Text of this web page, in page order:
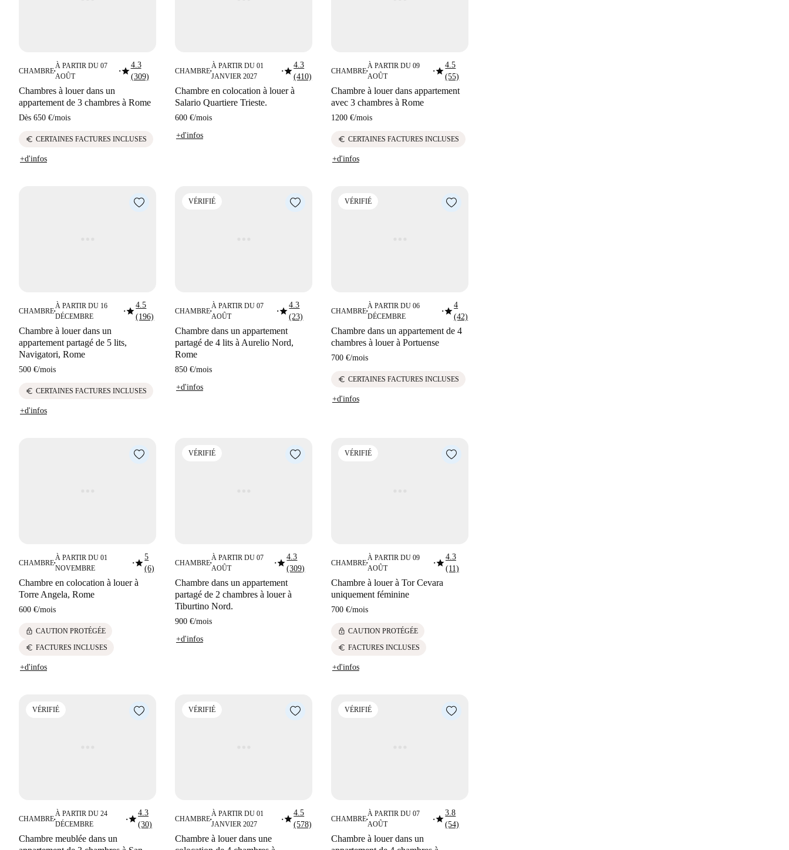
CHAMBRE■
À PARTIR DU 07
AOÛT
■star4.3
(309)
Chambres à louer dans un
appartement de 3 chambres à Rome
Dès 650 €/mois
euro CERTAINES FACTURES INCLUSES
+d'infos
CHAMBRE■
À PARTIR DU 01
JANVIER 2027
■star4.3
(410)
Chambre en colocation à louer à
Salario Quartiere Trieste.
600 €/mois
+d'infos
CHAMBRE■
À PARTIR DU 09
AOÛT
■star4.5
(55)
Chambre à louer dans appartement
avec 3 chambres à Rome
1200 €/mois
euro CERTAINES FACTURES INCLUSES
+d'infos
CHAMBRE■
À PARTIR DU 16
DÉCEMBRE
■star4.5
(196)
Chambre à louer dans un
appartement partagé de 5 lits,
Navigatori, Rome
500 €/mois
euro CERTAINES FACTURES INCLUSES
+d'infos
VÉRIFIÉ
CHAMBRE■
À PARTIR DU 07
AOÛT
■star4.3
(23)
Chambre dans un appartement
partagé de 4 lits à Aurelio Nord,
Rome
850 €/mois
+d'infos
VÉRIFIÉ
CHAMBRE■
À PARTIR DU 06
DÉCEMBRE
■star4
(42)
Chambre dans un appartement de 4
chambres à louer à Portuense
700 €/mois
euro CERTAINES FACTURES INCLUSES
+d'infos
CHAMBRE■
À PARTIR DU 01
NOVEMBRE
■star5
(6)
Chambre en colocation à louer à
Torre Angela, Rome
600 €/mois
lock CAUTION PROTÉGÉE
euro FACTURES INCLUSES
+d'infos
VÉRIFIÉ
CHAMBRE■
À PARTIR DU 07
AOÛT
■star4.3
(309)
Chambre dans un appartement
partagé de 2 chambres à louer à
Tiburtino Nord.
900 €/mois
+d'infos
VÉRIFIÉ
CHAMBRE■
À PARTIR DU 09
AOÛT
■star4.3
(11)
Chambre à louer à Tor Cevara
uniquement féminine
700 €/mois
lock CAUTION PROTÉGÉE
euro FACTURES INCLUSES
+d'infos
VÉRIFIÉ
CHAMBRE■
À PARTIR DU 24
DÉCEMBRE
■star4.3
(30)
Chambre meublée dans un
VÉRIFIÉ
CHAMBRE■
À PARTIR DU 01
JANVIER 2027
■star4.5
(578)
Chambre à louer dans une
VÉRIFIÉ
CHAMBRE■
À PARTIR DU 07
AOÛT
■star3.8
(54)
Chambre à louer dans un